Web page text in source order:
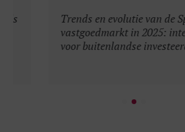
Trends en evolutie van de Spaanse
vastgoedmarkt in 2025:
voor buitenlandse investeerders